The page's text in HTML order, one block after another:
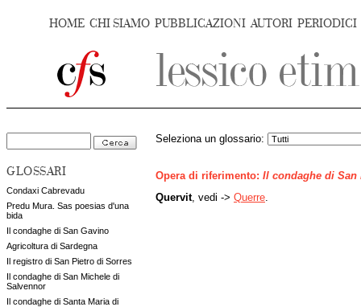
HOME CHI SIAMO PUBBLICAZIONI AUTORI PERIODICI
GLOSSARI
Condaxi Cabrevadu
Predu Mura. Sas poesias d'una
bida
Il condaghe di San Gavino
Agricoltura di Sardegna
Il registro di San Pietro di Sorres
Il condaghe di San Michele di
Salvennor
Il condaghe di Santa Maria di
Seleziona un glossario:
Opera di riferimento: Il condaghe di San
Quervit, vedi -> Querre